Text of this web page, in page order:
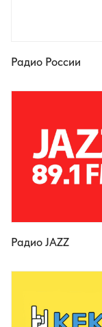
Радио России
Радио JAZZ